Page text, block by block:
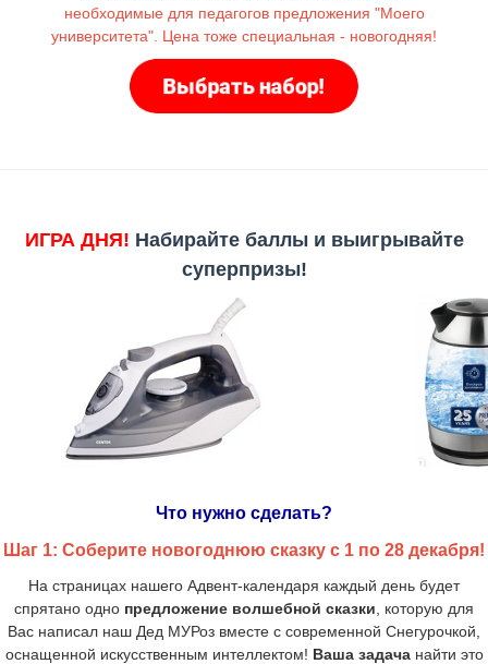
необходимые для педагогов предложения "Моего
университета". Цена тоже специальная - новогодняя!
ИГРА ДНЯ! Набирайте баллы и выигрывайте
суперпризы!
Что нужно сделать?
Шаг 1: Соберите новогоднюю сказку с 1 по 28 декабря!
На страницах нашего Адвент-календаря каждый день будет
спрятано одно предложение волшебной сказки , которую для
Вас написал наш Дед МУРоз вместе с современной Снегурочкой,
оснащенной искусственным интеллектом! Ваша задачанайти это